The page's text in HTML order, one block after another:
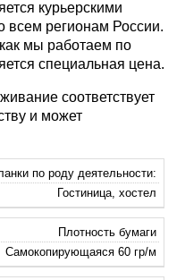
курьерскими
всем регионам России.
как мы работаем по
специальная цена.
соответствует
и может
по роду деятельности:
Гостиница, хостел
Плотность бумаги
Самокопирующаяся 60 гр/м